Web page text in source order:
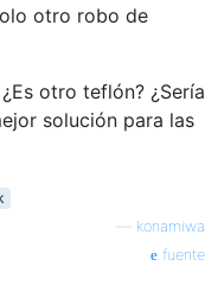
otro robo de
otro teflón? ¿Sería
solución para las
konamiwa
fuente